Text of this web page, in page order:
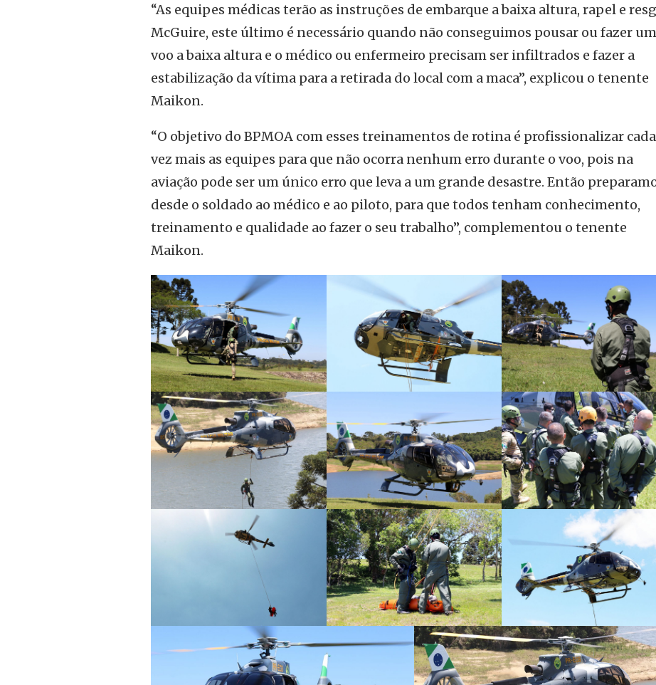
“As equipes médicas terão as instruções de embarque a baixa altura, rapel e
McGuire, este último é necessário quando não conseguimos pousar ou fazer um
voo a baixa altura e o médico ou enfermeiro precisam ser infiltrados e fazer a
estabilização da vítima para a retirada do local com a maca”, explicou o tenente
Maikon.
“O objetivo do BPMOA com esses treinamentos de rotina é profissionalizar cada
vez mais as equipes para que não ocorra nenhum erro durante o voo, pois na
aviação pode ser um único erro que leva a um grande desastre. Então
desde o soldado ao médico e ao piloto, para que todos tenham conhecimento,
treinamento e qualidade ao fazer o seu trabalho”, complementou o tenente
Maikon.